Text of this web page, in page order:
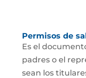
Permisos de
Es el
padres o el
sean los